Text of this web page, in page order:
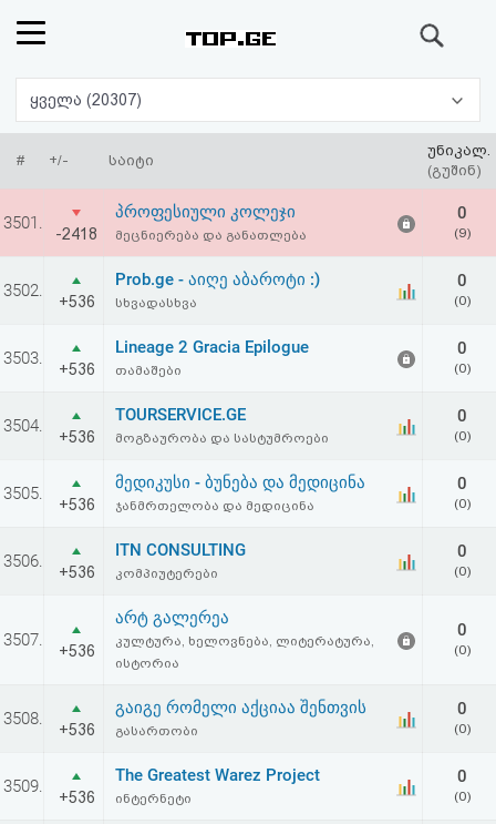
რეიტინგი
(მთავარი)
კითხვა-
პასუხი
ავტორიზაცია
რეგისტრაცია
პაროლის
აღდგენა
HTML
სალიცენზიო
შეთანხმება
პასუხისმგებლობის
ყველა (20307)
# +/- საიტი
უნიკალ.
(გუშინ)
3501.
-2418
პროფესიული კოლეჯი
მეცნიერება და განათლება
0
(9)
3502.
+536
Prob.ge - აიღე აბაროტი :)
სხვადასხვა
0
(0)
3503.
+536
Lineage 2 Gracia Epilogue
თამაშები
0
(0)
3504.
+536
TOURSERVICE.GE
მოგზაურობა და სასტუმროები
0
(0)
3505.
+536
მედიკუსი - ბუნება და მედიცინა
ჯანმრთელობა და მედიცინა
0
(0)
3506.
+536
ITN CONSULTING
კომპიუტერები
0
(0)
3507.
+536
არტ გალერეა
კულტურა, ხელოვნება, ლიტერატურა,
ისტორია
0
(0)
3508.
+536
გაიგე რომელი აქციაა შენთვის
გასართობი
0
(0)
3509.
+536
The Greatest Warez Project
ინტერნეტი
0
(0)